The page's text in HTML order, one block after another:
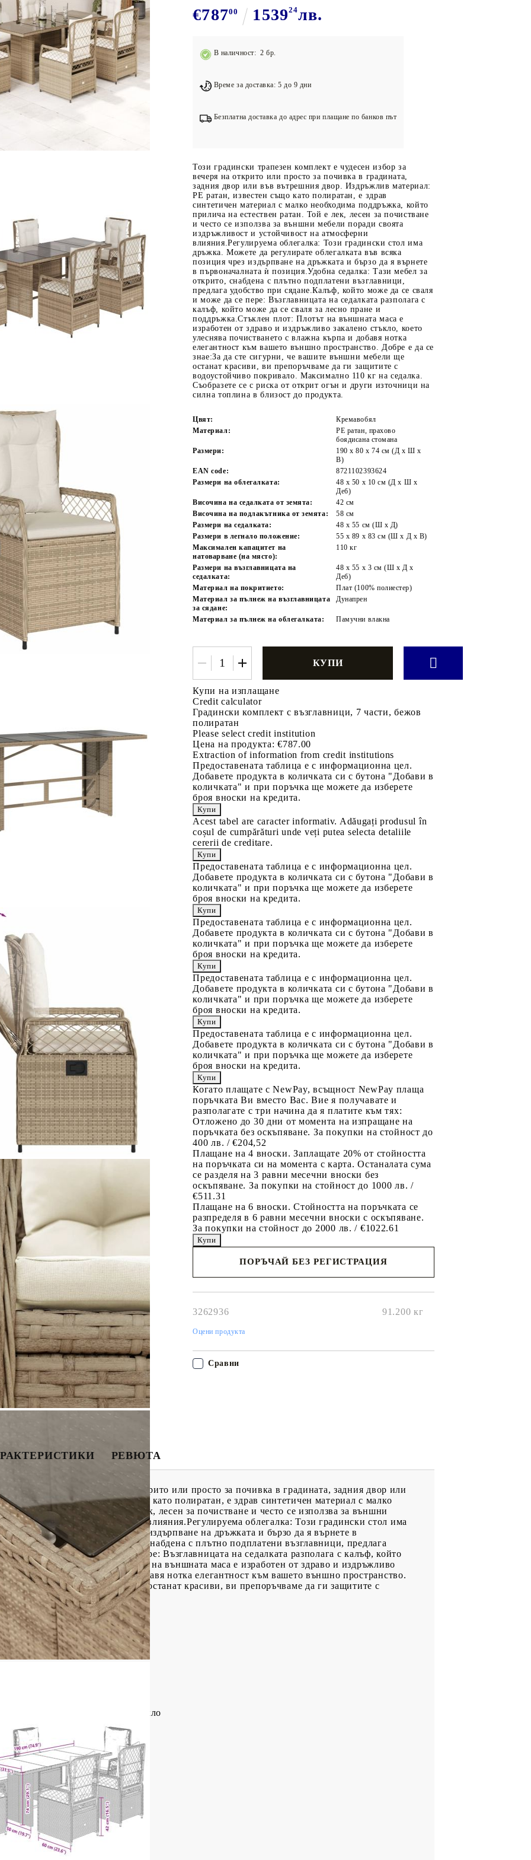
Подложки за фитнес уреди
Лостове за набиране
Силови кули
Йога и пилатес
Волейбол
€78700 153924лв.
В наличност: 2 бр.
Време за доставка: 5 до 9 дни
Безплатна доставка до адрес при плащане по банков път
Този градински трапезен комплект е чудесен избор за
вечеря на открито или просто за почивка в градината,
задния двор или във вътрешния двор. Издръжлив материал:
PE ратан, известен също като полиратан, е здрав
синтетичен материал с малко необходима поддръжка, който
прилича на естествен ратан. Той е лек, лесен за почистване
и често се използва за външни мебели поради своята
издръжливост и устойчивост на атмосферни
влияния.Регулируема облегалка: Този градински стол има
дръжка. Можете да регулирате облегалката във всяка
позиция чрез издърпване на дръжката и бързо да я върнете
в първоначалната ѝ позиция.Удобна седалка: Тази мебел за
открито, снабдена с плътно подплатени възглавници,
предлага удобство при сядане.Калъф, който може да се сваля
и може да се пере: Възглавницата на седалката разполага с
калъф, който може да се сваля за лесно пране и
поддръжка.Стъклен плот: Плотът на външната маса е
изработен от здраво и издръжливо закалено стъкло, което
улеснява почистването с влажна кърпа и добавя нотка
елегантност към вашето външно пространство. Добре е да се
знае:За да сте сигурни, че вашите външни мебели ще
останат красиви, ви препоръчваме да ги защитите с
водоустойчиво покривало. Максимално 110 кг на седалка.
Съобразете се с риска от открит огън и други източници на
силна топлина в близост до продукта.
Цвят:
Кремавобял
Материал:
PE ратан, прахово
боядисана стомана
Размери:
190 x 80 x 74 см (Д x Ш x
В)
EAN code:
8721102393624
Размери на облегалката:
48 x 50 x 10 см (Д x Ш x
Деб)
Височина на седалката от земята:
42 cм
Височина на подлакътника от земята:
58 см
Размери на седалката:
48 x 55 см (Ш x Д)
Размери в легнало положение:
55 x 89 x 83 см (Ш x Д x В)
Максимален капацитет на
натоварване (на място):
110 кг
Размери на възглавницата на
седалката:
48 x 55 x 3 см (Ш x Д x
Деб)
Материал на покритието:
Плат (100% полиестер)
Материал за пълнеж на възглавницата
за сядане:
Дунапрен
Материал за пълнеж на облегалката: Памучни влакна
Купи на изплащане
Credit calculator
Градински комплект с възглавници, 7 части, бежов
полиратан
Please select credit institution
Цена на продукта: €787.00
Extraction of information from credit institutions
Предоставената таблица е с информационна цел.
Добавете продукта в количката си с бутона "Добави в
количката" и при поръчка ще можете да изберете
броя вноски на кредита.
Acest tabel are caracter informativ. Adăugați produsul în
coșul de cumpărături unde veți putea selecta detaliile
cererii de creditare.
Предоставената таблица е с информационна цел.
Добавете продукта в количката си с бутона "Добави в
количката" и при поръчка ще можете да изберете
броя вноски на кредита.
Предоставената таблица е с информационна цел.
Добавете продукта в количката си с бутона "Добави в
количката" и при поръчка ще можете да изберете
броя вноски на кредита.
Предоставената таблица е с информационна цел.
Добавете продукта в количката си с бутона "Добави в
количката" и при поръчка ще можете да изберете
броя вноски на кредита.
Предоставената таблица е с информационна цел.
Добавете продукта в количката си с бутона "Добави в
количката" и при поръчка ще можете да изберете
броя вноски на кредита.
Когато плащате с NewPay, всъщност NewPay плаща
поръчката Ви вместо Вас. Вие я получавате и
разполагате с три начина да я платите към тях:
Отложено до 30 дни от момента на изпращане на
поръчката без оскъпяване. За покупки на стойност до
400 лв. / €204,52
Плащане на 4 вноски. Заплащате 20% от стойността
на поръчката си на момента с карта. Останалата сума
се разделя на 3 равни месечни вноски без
оскъпяване. За покупки на стойност до 1000 лв. /
€511.31
Плащане на 6 вноски. Стойността на поръчката се
разпределя в 6 равни месечни вноски с оскъпяване.
За покупки на стойност до 2000 лв. / €1022.61
ПОРЪЧАЙ БЕЗ РЕГИСТРАЦИЯ
3262936 91.200 кг
Оцени продукта
Сравни
РЕВЮТА
чудесен избор за вечеря на открито или просто за почивка в градината, задния двор или
PE ратан, известен също като полиратан, е здрав синтетичен материал с малко
на естествен ратан. Той е лек, лесен за почистване и често се използва за външни
и устойчивост на атмосферни влияния.Регулируема облегалка: Този градински стол има
във всяка позиция чрез издърпване на дръжката и бързо да я върнете в
Тази мебел за открито, снабдена с плътно подплатени възглавници, предлага
да се сваля и може да се пере: Възглавницата на седалката разполага с калъф, който
плот: Плотът на външната маса е изработен от здраво и издръжливо
с влажна кърпа и добавя нотка елегантност към вашето външно пространство.
че вашите външни мебели ще останат красиви, ви препоръчваме да ги защитите с
(на място): 110 кг
стомана, закалено стъкло
Ш x В)
стомана
x 93 см (Ш x Д x В)
55 x 89 x 83 см (Ш x Д x В)